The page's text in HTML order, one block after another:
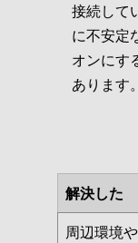
接続して
に不安定
オンにす
あります。
解決した
周辺環境